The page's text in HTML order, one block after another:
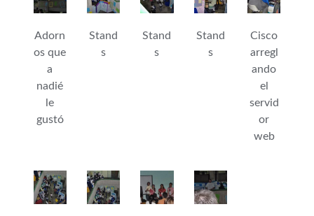
Adorn
os que
a
nadié
le
gustó
Stand
s
Stand
s
Stand
s
Cisco
arregl
ando
el
servid
or
web